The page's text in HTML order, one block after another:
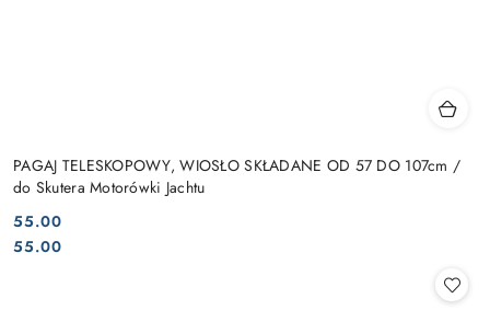
PAGAJ TELESKOPOWY, WIOSŁO SKŁADANE OD 57 DO 107cm /
do Skutera Motorówki Jachtu
Cena:
55.00
Cena:
55.00